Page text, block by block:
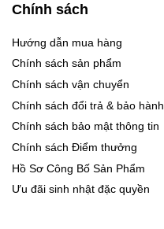
Chính sách
Hướng dẫn mua hàng
Chính sách sản phẩm
Chính sách vận chuyển
Chính sách đổi trả & bảo hành
Chính sách bảo mật thông tin
Chính sách Điểm thưởng
Hồ Sơ Công Bố Sản Phẩm
Ưu đãi sinh nhật đặc quyền